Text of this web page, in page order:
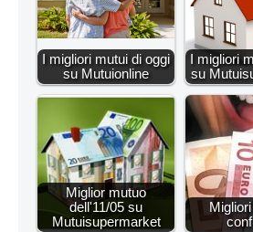
I migliori mutui di oggi
su Mutuionline
I migliori
su
Miglior mutuo
dell'11/05 su
Mutuisupermarket